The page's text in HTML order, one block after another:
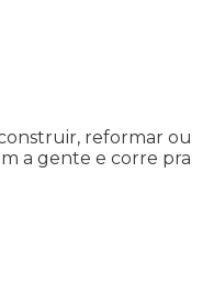
reformar ou
a gente e corre pra